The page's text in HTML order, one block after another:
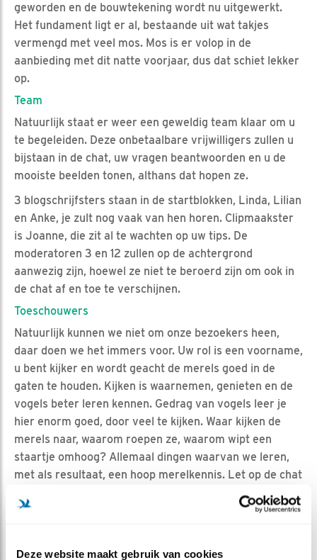
Deze website maakt gebruik van cookies
geworden en de bouwtekening wordt nu uitgewerkt.
Het fundament ligt er al, bestaande uit wat takjes
vermengd met veel mos. Mos is er volop in de
aanbieding met dit natte voorjaar, dus dat schiet lekker
op.
Team
Natuurlijk staat er weer een geweldig team klaar om u
te begeleiden. Deze onbetaalbare vrijwilligers zullen u
bijstaan in de chat, uw vragen beantwoorden en u de
mooiste beelden tonen, althans dat hopen ze.
3 blogschrijfsters staan in de startblokken, Linda, Lilian
en Anke, je zult nog vaak van hen horen. Clipmaakster
is Joanne, die zit al te wachten op uw tips. De
moderatoren 3 en 12 zullen op de achtergrond
aanwezig zijn, hoewel ze niet te beroerd zijn om ook in
de chat af en toe te verschijnen.
Toeschouwers
Natuurlijk kunnen we niet om onze bezoekers heen,
daar doen we het immers voor. Uw rol is een voorname,
u bent kijker en wordt geacht de merels goed in de
gaten te houden. Kijken is waarnemen, genieten en de
vogels beter leren kennen. Gedrag van vogels leer je
hier enorm goed, door veel te kijken. Waar kijken de
merels naar, waarom roepen ze, waarom wipt een
staartje omhoog? Allemaal dingen waarvan we leren,
met als resultaat, een hoop merelkennis. Let op de chat
en luister naar elkaar, durf te vragen via de tab vragen.
betrekken, niets is overigens verplicht, maar het maakt